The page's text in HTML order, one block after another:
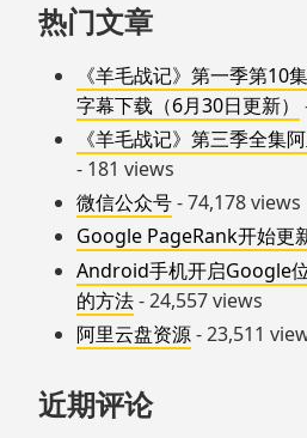
热门文章
《羊毛战记》第一季第10
字幕下载（6月30日更新）
《羊毛战记》第三季全集
- 181 views
微信公众号- 74,178 views
Google PageRank开始更
Android手机开启Google
的方法- 24,557 views
阿里云盘资源- 23,511
近期评论